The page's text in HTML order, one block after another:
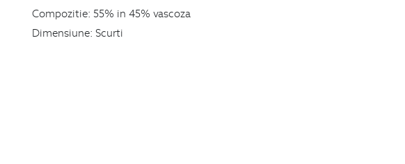
Compozitie: 55% in 45% vascoza
Dimensiune: Scurti